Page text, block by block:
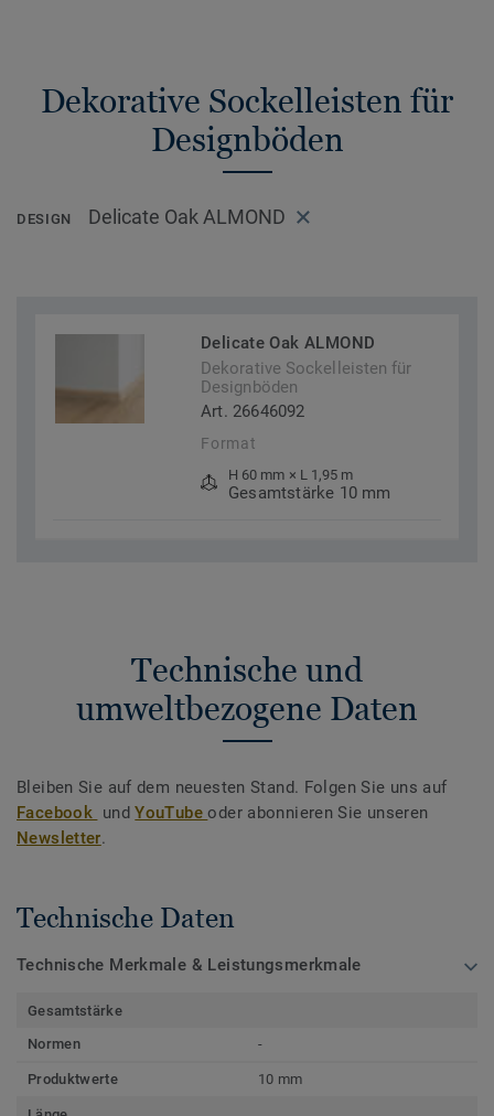
Dekorative Sockelleisten für
Designböden
DESIGN Delicate Oak ALMOND
Delicate Oak ALMOND
Dekorative Sockelleisten für
Designböden
Art. 26646092
Format
H 60 mm × L 1,95 m
Gesamtstärke 10 mm
Technische und
umweltbezogene Daten
Bleiben Sie auf dem neuesten Stand. Folgen Sie uns auf
Facebook undYouTubeoder abonnieren Sie unseren
Newsletter.
Technische Daten
Technische Merkmale & Leistungsmerkmale
Gesamtstärke
Normen
-
Produktwerte 10 mm